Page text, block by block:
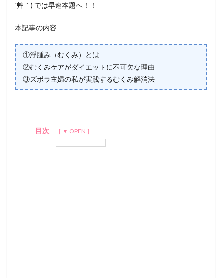
´艸｀) では早速本題へ！！
本記事の内容
①浮腫み（むくみ）とは
②むくみケアがダイエットに不可欠な理由
③ズボラ主婦の私が実践するむくみ解消法
目次